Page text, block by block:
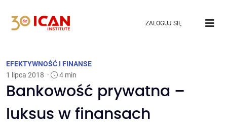
ZALOGUJ SIĘ
EFEKTYWNOŚĆ I FINANSE
1 lipca 2018 · 4 min
Bankowość prywatna –
luksus w finansach